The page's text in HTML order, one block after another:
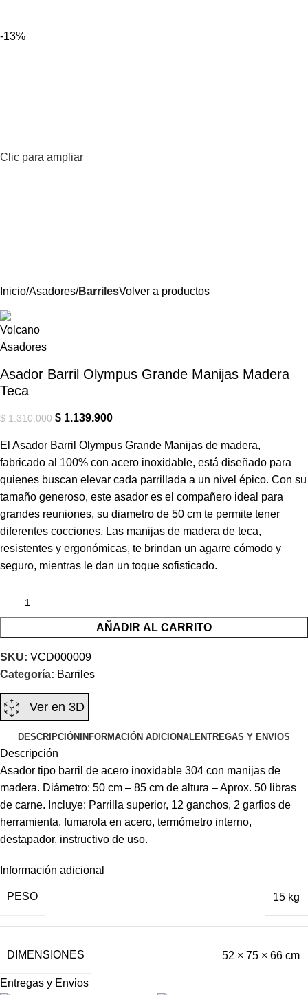
-13%
Clic para ampliar
Inicio Asadores BarrilesVolver a productos
Asador Barril Olympus Grande Manijas Madera
Teca
$1.310.000 $ 1.139.900
El Asador Barril Olympus Grande Manijas de madera,
fabricado al 100% con acero inoxidable, está diseñado para
quienes buscan elevar cada parrillada a un nivel épico. Con su
tamaño generoso, este asador es el compañero ideal para
grandes reuniones, su diametro de 50 cm te permite tener
diferentes cocciones. Las manijas de madera de teca,
resistentes y ergonómicas, te brindan un agarre cómodo y
seguro, mientras le dan un toque sofisticado.
AÑADIR AL CARRITO
SKU: VCD000009
Categoría: Barriles
Ver en 3D
DESCRIPCIÓN INFORMACIÓN ADICIONALENTREGAS Y ENVIOS
Descripción
Asador tipo barril de acero inoxidable 304 con manijas de
madera. Diámetro: 50 cm – 85 cm de altura – Aprox. 50 libras
de carne. Incluye: Parrilla superior, 12 ganchos, 2 garfios de
herramienta, fumarola en acero, termómetro interno,
destapador, instructivo de uso.
Información adicional
PESO 15 kg
DIMENSIONES 52 × 75 × 66 cm
Entregas y Envios